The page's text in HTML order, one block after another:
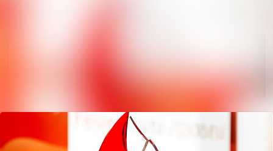
Veranstaltungen
Kontakt
mehr
folgen